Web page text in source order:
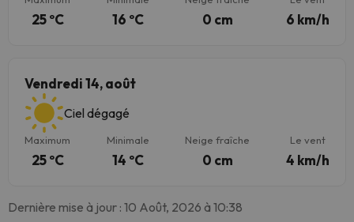
25 ºC 16 ºC 0 cm 6 km/h
Vendredi 14, août
Ciel dégagé
Maximum
25 ºC
Minimale
14 ºC
Neige fraîche
0 cm
Le vent
4 km/h
Dernière mise à jour : 10 Août, 2026 à 10:38